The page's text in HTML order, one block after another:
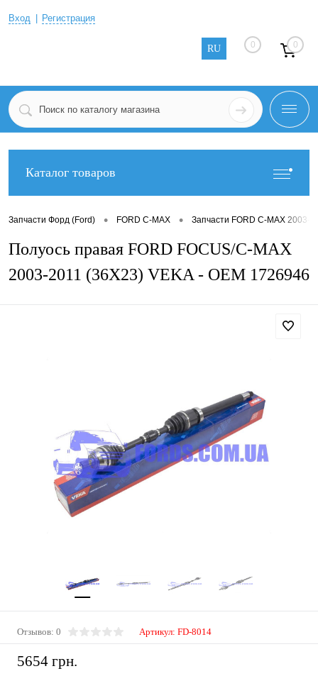
Вход Регистрация
RU 0 0
Каталог товаров
Запчасти Форд (Ford) • FORD C-MAX • Запчасти FORD C-MAX 2003-
Полуось правая FORD FOCUS/C-MAX
2003-2011 (36X23) VEKA - OEM 1726946
Отзывов: 0 Артикул: FD-8014
5654 грн.